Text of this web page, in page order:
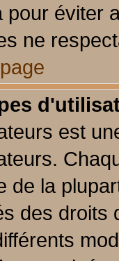
pour éviter
ne
est
de la
des